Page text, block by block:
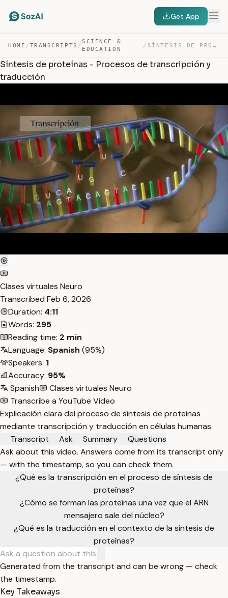
Get App
HOME / TRANSCRIPTS /
SCIENCE &
EDUCATION
/ SÍNTESIS DE PROTEÍNAS – PROCESOS DE TRANSCRIPCIÓN Y TRA… — TRANSCRIPT
Síntesis de proteínas - Procesos de transcripción y
traducción
Clases virtuales Neuro
Transcribed Feb 6, 2026
Duration: 4:11
Words: 295
Reading time: 2 min
Language: Spanish (95%)
Speakers: 1
Accuracy: 95%
Spanish
Clases virtuales Neuro
Transcribe a YouTube Video
Explicación clara del proceso de síntesis de proteínas
mediante transcripción y traducción en células humanas.
Transcript
Ask Summary
Questions
Ask about this video. Answers come from its transcript only
— with the timestamp, so you can check them.
¿Qué es la transcripción en el proceso de síntesis de
proteínas?
¿Cómo se forman las proteínas una vez que el ARN
mensajero sale del núcleo?
¿Qué es la traducción en el contexto de la síntesis de
proteínas?
Generated from the transcript and can be wrong — check
the timestamp.
Key Takeaways